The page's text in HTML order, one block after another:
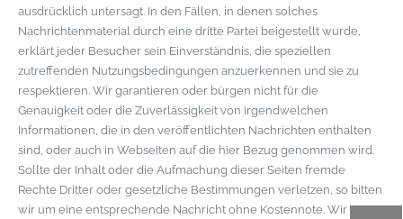
ausdrücklich untersagt. In den Fällen, in denen solches
Nachrichtenmaterial durch eine dritte Partei beigestellt wurde,
erklärt jeder Besucher sein Einverständnis, die speziellen
zutreffenden Nutzungsbedingungen anzuerkennen und sie zu
respektieren. Wir garantieren oder bürgen nicht für die
Genauigkeit oder die Zuverlässigkeit von irgendwelchen
Informationen, die in den veröffentlichten Nachrichten enthalten
sind, oder auch in Webseiten auf die hier Bezug genommen wird.
Sollte der Inhalt oder die Aufmachung dieser Seiten fremde
Rechte Dritter oder gesetzliche Bestimmungen verletzen, so bitten
wir um eine entsprechende Nachricht ohne Kostennote. Wir